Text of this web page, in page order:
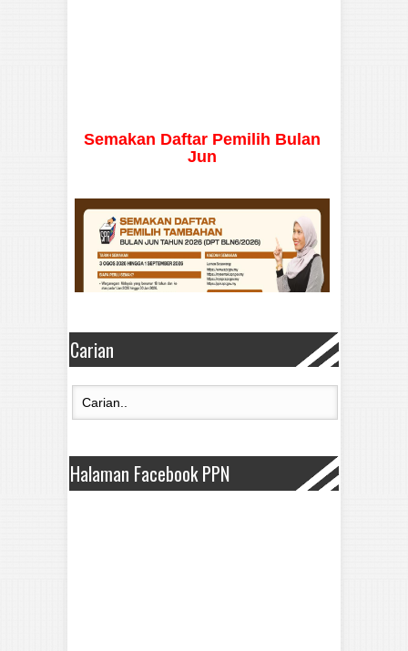
Semakan Daftar Pemilih Bulan
Jun
Carian
Halaman Facebook PPN